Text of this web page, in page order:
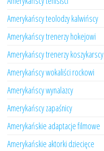
Amerykańscy teolodzy kalwińscy
Amerykańscy trenerzy hokejowi
Amerykańscy trenerzy koszykarscy
Amerykańscy wokaliści rockowi
Amerykańscy wynalazcy
Amerykańscy zapaśnicy
Amerykańskie adaptacje filmowe
Amerykańskie aktorki dziecięce